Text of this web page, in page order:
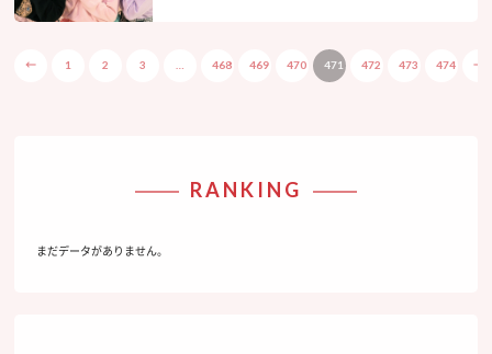
← 1 2 3 468 469 470 471 472 473 474 →
RANKING
まだデータがありません。